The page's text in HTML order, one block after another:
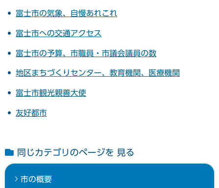
富士市の気象、自慢あれこれ
富士市への交通アクセス
富士市の予算、市職員・市議会議員の数
地区まちづくりセンター、教育機関、医療機関
富士市観光親善大使
友好都市
同じカテゴリのページを 見る
市の概要